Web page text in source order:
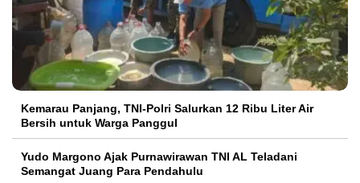
Kemarau Panjang, TNI-Polri Salurkan 12 Ribu Liter Air
Bersih untuk Warga Panggul
Yudo Margono Ajak Purnawirawan TNI AL Teladani
Semangat Juang Para Pendahulu